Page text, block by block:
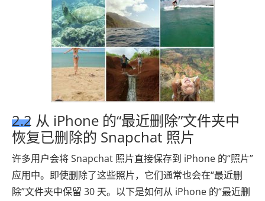
2.2 从 iPhone 的“最近删除”文件夹中
恢复已删除的 Snapchat 照片
许多用户会将 Snapchat 照片直接保存到 iPhone 的“照片”
应用中。即使删除了这些照片，它们通常也会在“最近删
除”文件夹中保留 30 天。以下是如何从 iPhone 的“最近删